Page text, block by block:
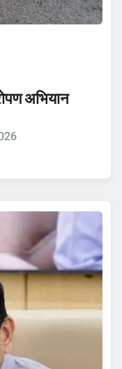
अभियान